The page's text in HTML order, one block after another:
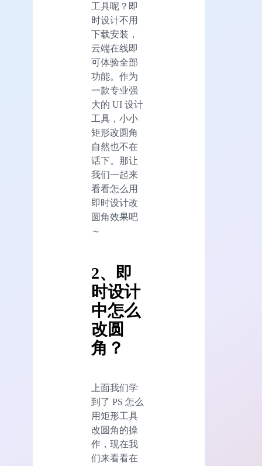
工具呢？即
时设计不用
下载安装，
云端在线即
可体验全部
功能。作为
一款专业强
大的 UI 设计
工具，小小
矩形改圆角
自然也不在
话下。那让
我们一起来
看看怎么用
即时设计改
圆角效果吧
～
2、即
时设计
中怎么
改圆
角？
上面我们学
到了 PS 怎么
用矩形工具
改圆角的操
作，现在我
们来看看在